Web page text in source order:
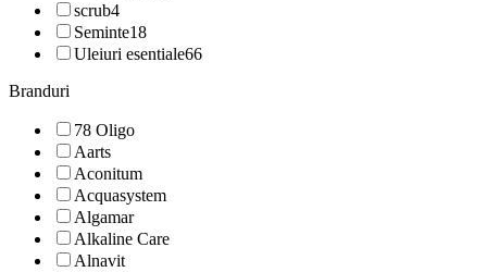
scrub4
Seminte18
Uleiuri esentiale66
Branduri
78 Oligo
Aarts
Aconitum
Acquasystem
Algamar
Alkaline Care
Alnavit